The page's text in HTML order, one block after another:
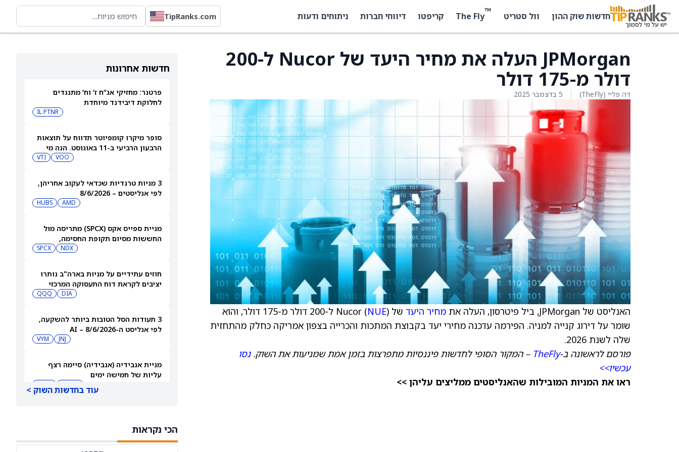
חדשות שוק ההון וול סטריט ™
The Fly קריפטו דיווחי חברות ניתוחים ודעות TipRanks.com
חדשות אחרונות
פרטנר: מחזיקי אג”ח ז’ וח’ מתנגדים
לחלוקת דיבידנד מיוחדת
IL:PTNR
סופר מיקרו קומפיוטר תדווח על תוצאות
הרבעון הרביעי ב-11 באוגוסט. הנה מי
VOO
VTI
3 מניות טרנדיות שכדאי לעקוב אחריהן,
לפי אנליסטים – 8/6/2026
AMD
HUBS
מניית ספייס אקס (SPCX) מתריסה מול
החששות מסיום תקופת החסימה,
NDX
SPCX
חוזים עתידיים על מניות בארה"ב נותרו
יציבים לקראת דוח התעסוקה המרכזי
DIA
QQQ
3 תעודות הסל הטובות ביותר להשקעה,
לפי אנליסט ה-AI – 8/6/2026
JNJ
VYM
מניית אנבידיה (אנבידיה) סיימה רצף
עליות של חמישה ימים
עוד בחדשות השוק >
הכי נקראות
JPMorgan העלה את מחיר היעד של Nucor ל-200
דולר מ-175 דולר
דה פליי (TheFly) 5 בדצמבר 2025
האנליסט של JPMorgan, ביל פיטרסון, העלה את מחיר היעד של Nucor ( NUE
) ל-200 דולר מ-175 דולר, והוא
שומר על דירוג קנייה למניה. הפירמה עדכנה מחירי יעד בקבוצת המתכות והכרייה בצפון אמריקה כחלק מהתחזית
שלה לשנת 2026.
פורסם לראשונה ב-TheFly – המקור הסופי לחדשות פיננסיות מתפרצות בזמן אמת שמניעות את השוק.נסו
עכשיו>>
ראו את המניות המובילות שהאנליסטים ממליצים עליהן >>